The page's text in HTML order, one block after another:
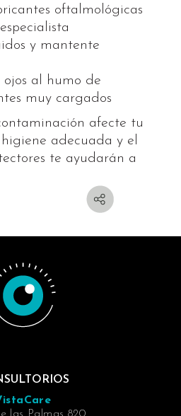
oftalmológicas
y mantente
ojos al humo de
muy cargados
afecte tu
adecuada y el
te ayudarán a